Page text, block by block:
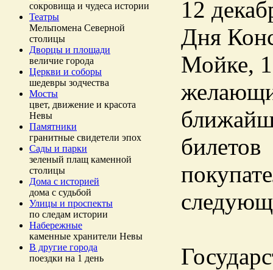
сокровища и чудеса истории
Театры
Мельпомена Северной
столицы
Дворцы и площади
величие города
Церкви и соборы
шедевры зодчества
Мосты
цвет, движение и красота
Невы
Памятники
гранитные свидетели эпох
Сады и парки
зеленый плащ каменной
столицы
Дома с историей
дома с судьбой
Улицы и проспекты
по следам истории
Набережные
каменные хранители Невы
В другие города
поездки на 1 день
12
Дня
Мойке,
билетов